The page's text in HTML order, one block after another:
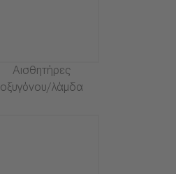
Αισθητήρες
οξυγόνου/λάμδα